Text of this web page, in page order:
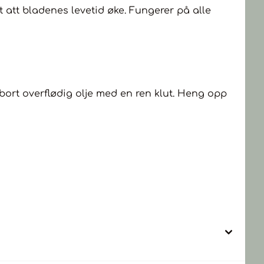
bladenes levetid øke. Fungerer på alle
overflødig olje med en ren klut. Heng opp